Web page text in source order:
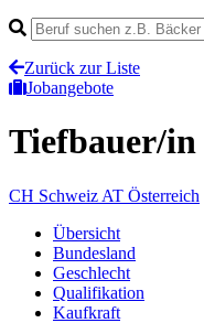
Zurück zur Liste
Jobangebote
Tiefbauer/in
CH Schweiz AT Österreich
Übersicht
Bundesland
Geschlecht
Qualifikation
Kaufkraft